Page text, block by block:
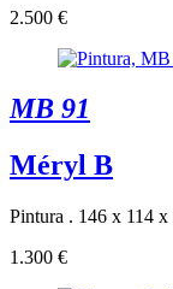
2.500 €
MB 91
Méryl B
Pintura . 146 x 114 x
1.300 €